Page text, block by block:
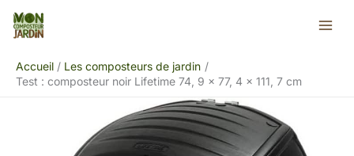
Aller
Accueil
Les composteurs de jardin
Test : composteur noir Lifetime 74, 9 x 77, 4 x 111, 7 cm
Rechercher